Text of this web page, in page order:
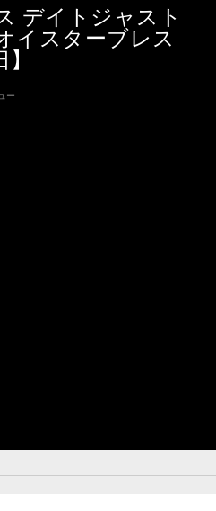
デイトジャスト
イスターブレス
】
ー